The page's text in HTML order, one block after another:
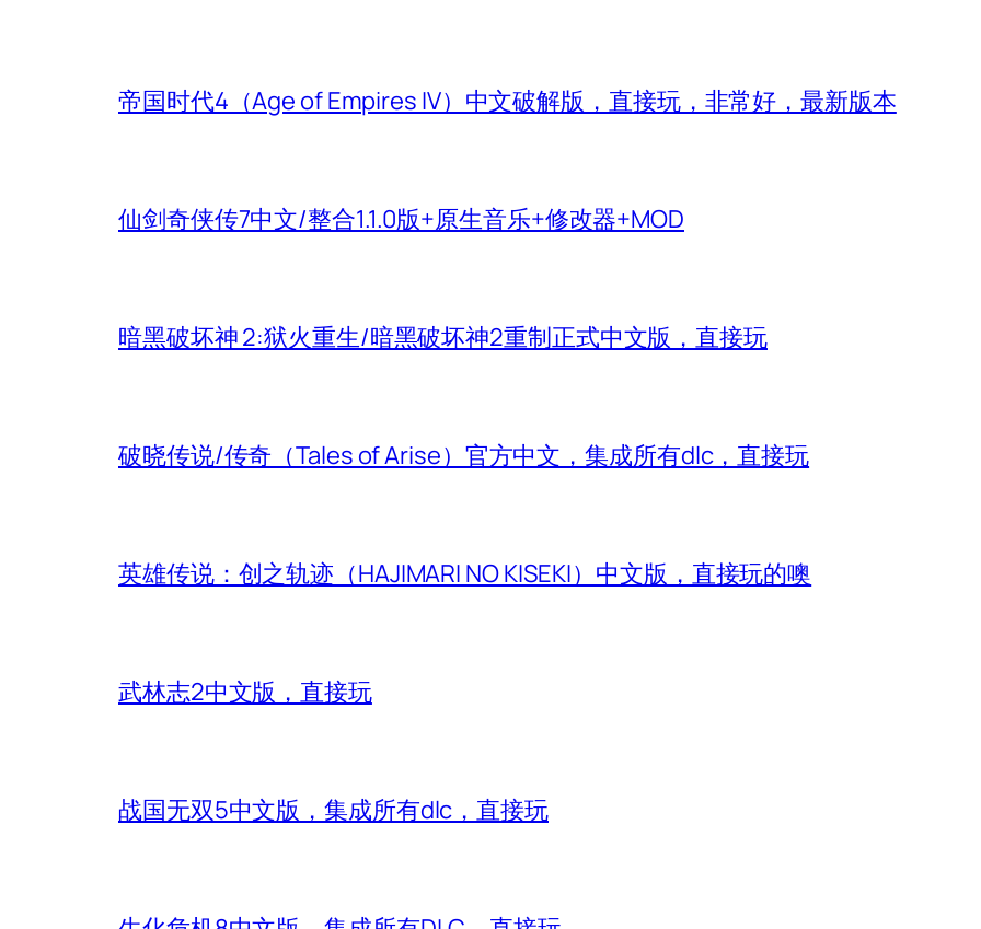
帝国时代4（Age of Empires IV）中文破解版，直接玩，非常好，最新版本
仙剑奇侠传7中文/整合1.1.0版+原生音乐+修改器+MOD
暗黑破坏神 2:狱火重生/暗黑破坏神2重制正式中文版，直接玩
破晓传说/传奇（Tales of Arise）官方中文，集成所有dlc，直接玩
英雄传说：创之轨迹（HAJIMARI NO KISEKI）中文版，直接玩的噢
武林志2中文版，直接玩
战国无双5中文版，集成所有dlc，直接玩